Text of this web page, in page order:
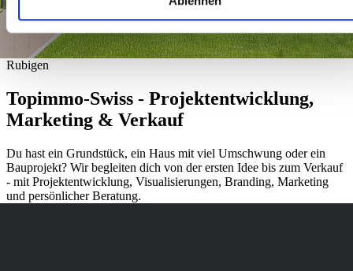
verarbeitet werden, und legen Sie Ihre Präferenzen im
Abschnitt Einzelheitenfest.
Wir verwenden Cookies, um Inhalte und Anzeigen zu
können und die Zugriffe auf unsere Website zu analysieren.
Außerdem geben wir Informationen zu Ihrer Verwendung
Werbung und Analysen weiter. Unsere Partner führen diese
Informationen möglicherweise mit weiteren Daten
die Sie ihnen bereitgestellt haben oder die sie im Rahmen
Rubigen
Topimmo-Swiss - Projektentwicklung,
Marketing & Verkauf
Du hast ein Grundstück, ein Haus mit viel Umschwung oder ein
Bauprojekt? Wir begleiten dich von der ersten Idee bis zum Verkauf
- mit Projektentwicklung, Visualisierungen, Branding, Marketing
und persönlicher Beratung.